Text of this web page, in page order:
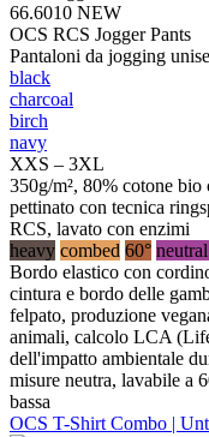
66.6010 NEW
OCS RCS Jogger Pants
Pantaloni da jogging
black
charcoal
birch
navy
XXS – 3XL
350g/m², 80% cotone
pettinato con tecnica
RCS, lavato con enzimi
heavy combed 60°
Bordo elastico con
cintura e bordo delle
felpato, produzione
animali, calcolo LCA
dell'impatto ambientale
misure neutra, lavabile a
bassa
OCS T-Shirt Combo |